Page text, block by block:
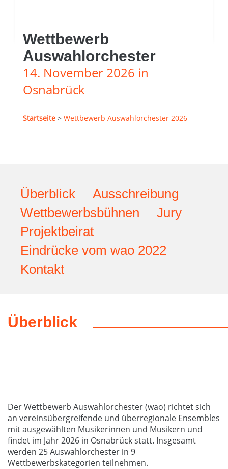
Wettbewerb
Auswahlorchester
14. November 2026 in
Osnabrück
Startseite > Wettbewerb Auswahlorchester 2026
Überblick
Ausschreibung
Wettbewerbsbühnen
Jury
Projektbeirat
Eindrücke vom wao 2022
Kontakt
Überblick
Der Wettbewerb Auswahlorchester (wao) richtet sich
an vereinsübergreifende und überregionale Ensembles
mit ausgewählten Musikerinnen und Musikern und
findet im Jahr 2026 in Osnabrück statt. Insgesamt
werden 25 Auswahlorchester in 9
Wettbewerbskategorien teilnehmen.